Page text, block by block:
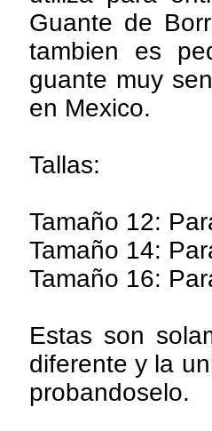
Guante de
tambien es
guante muy
en Mexico.
Tallas:
Tamaño 12:
Tamaño 14:
Tamaño 16:
Estas son
diferente y la
probandoselo.